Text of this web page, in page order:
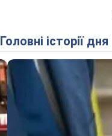
Головні історії дня